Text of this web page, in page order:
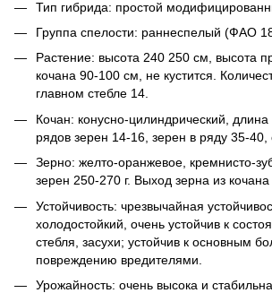
Тип гибрида: простой
Группа спелости: раннеспелый (ФАО
Растение: высота 240 250 см, высота
кочана 90-100 см, не кустится.
главном стебле 14.
Кочан: конусно-цилиндрический,
рядов зерен 14-16, зерен в ряду 35-40,
Зерно: желто-оранжевое, кремнисто-
зерен 250-270 г. Выход зерна из
Устойчивость: чрезвычайная
холодостойкий, очень устойчив к
стебля, засухи; устойчив к основным
повреждению вредителями.
Урожайность: очень высока и